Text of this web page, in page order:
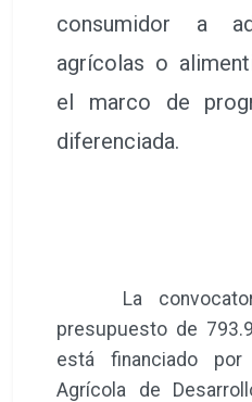
consumidor a
agrícolas o
el marco de
diferenciada.
La
presupuesto de
está financiado
Agrícola de